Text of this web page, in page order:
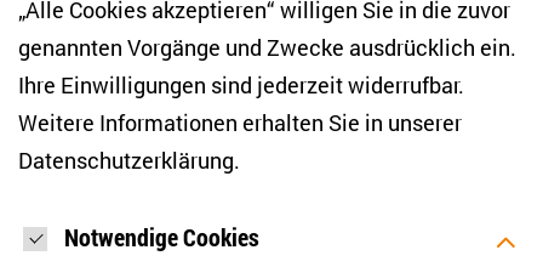
Teilen
BlueskyLinkedInFacebook
„Alle Cookies akzeptieren“ willigen Sie in die zuvor
genannten Vorgänge und Zwecke ausdrücklich ein.
Ihre Einwilligungen sind jederzeit widerrufbar.
Weitere Informationen erhalten Sie in unserer
Datenschutzerklärung.
Notwendige Cookies